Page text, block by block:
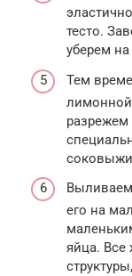
тесто.
уберем
Тем
его на
яйца.